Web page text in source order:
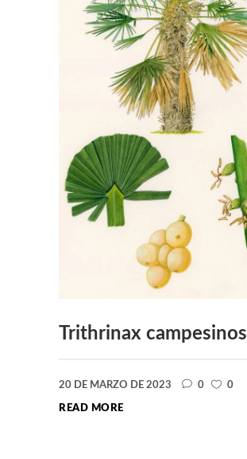
Trithrinax campesinos
20 DE MARZO DE 2023 0 0
READ MORE